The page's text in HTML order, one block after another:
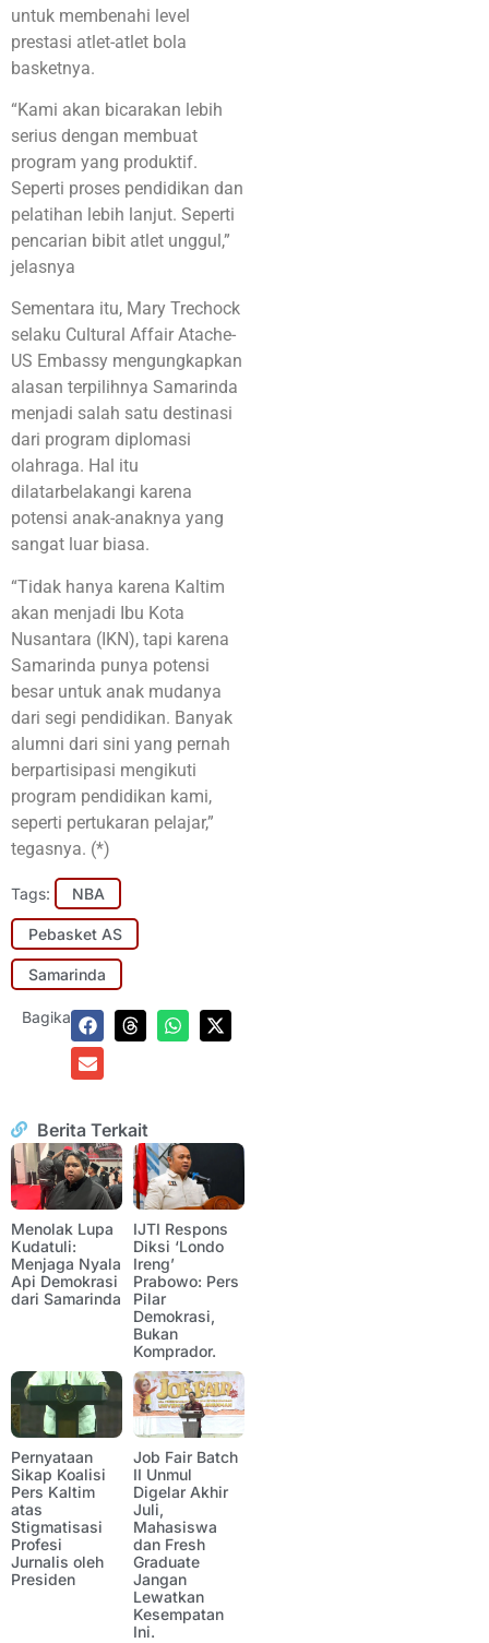
untuk membenahi level
prestasi atlet-atlet bola
basketnya.
“Kami akan bicarakan lebih
serius dengan membuat
program yang produktif.
Seperti proses pendidikan dan
pelatihan lebih lanjut. Seperti
pencarian bibit atlet unggul,”
jelasnya
Sementara itu, Mary Trechock
selaku Cultural Affair Atache-
US Embassy mengungkapkan
alasan terpilihnya Samarinda
menjadi salah satu destinasi
dari program diplomasi
olahraga. Hal itu
dilatarbelakangi karena
potensi anak-anaknya yang
sangat luar biasa.
“Tidak hanya karena Kaltim
akan menjadi Ibu Kota
Nusantara (IKN), tapi karena
Samarinda punya potensi
besar untuk anak mudanya
dari segi pendidikan. Banyak
alumni dari sini yang pernah
berpartisipasi mengikuti
program pendidikan kami,
seperti pertukaran pelajar,”
tegasnya. (*)
Tags: NBA
Pebasket AS
Samarinda
Bagikan:
Berita Terkait
Menolak Lupa
Kudatuli:
Menjaga Nyala
Api Demokrasi
dari Samarinda
IJTI Respons
Diksi ‘Londo
Ireng’
Prabowo: Pers
Pilar
Demokrasi,
Bukan
Komprador.
Pernyataan
Sikap Koalisi
Pers Kaltim
atas
Stigmatisasi
Profesi
Jurnalis oleh
Presiden
Job Fair Batch
II Unmul
Digelar Akhir
Juli,
Mahasiswa
dan Fresh
Graduate
Jangan
Lewatkan
Kesempatan
Ini.